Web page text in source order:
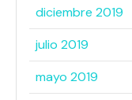
diciembre 2019
julio 2019
mayo 2019